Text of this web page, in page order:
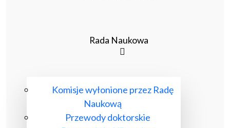
Rada Naukowa
Komisje wyłonione przez Radę
Naukową
Przewody doktorskie